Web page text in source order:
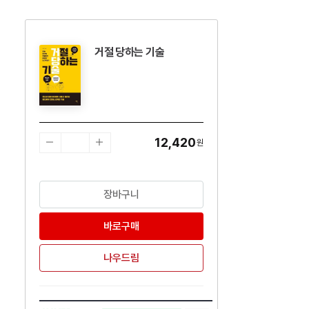
거절 당하는 기술
12,420원
장바구니
바로구매
나우드림